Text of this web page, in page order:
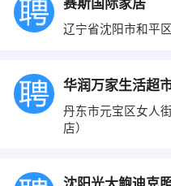
赛斯国际家居
辽宁省沈阳市和平
丹东市元宝区女人
店）